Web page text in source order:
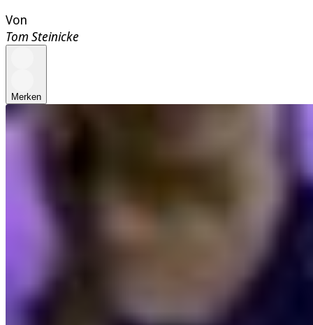
Von
Tom Steinicke
Merken